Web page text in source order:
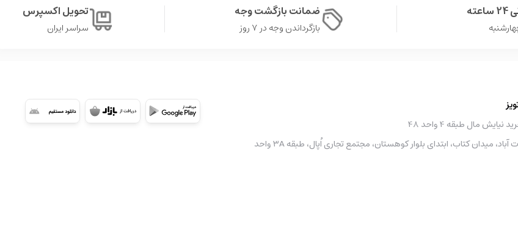
ضمانت بازگشت وجه
بازگرداندن وجه در ۷ روز
تحویل اکسپرس
سراسر ایران
شعبه 2: تهران، سعادت آباد، میدان کتاب، ابتدای بلوار کوهستان، مجتمع تجاری اُپال، طبقه ۳A واحد